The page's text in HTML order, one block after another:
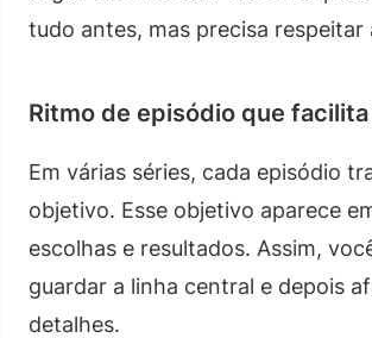
tudo antes, mas precisa respeitar
Ritmo de episódio que
Em várias séries, cada episódio
objetivo. Esse objetivo aparece
escolhas e resultados. Assim,
guardar a linha central e depois
detalhes.